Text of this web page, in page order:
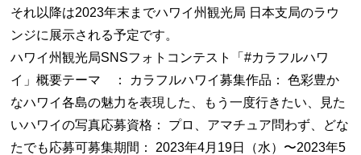
それ以降は2023年末までハワイ州観光局 日本支局のラウ
ンジに展示される予定です。
ハワイ州観光局SNSフォトコンテスト「#カラフルハワ
イ」概要テーマ ： カラフルハワイ募集作品： 色彩豊か
なハワイ各島の魅力を表現した、もう一度行きたい、見た
いハワイの写真応募資格： プロ、アマチュア問わず、どな
たでも応募可募集期間： 2023年4月19日（水）〜2023年5